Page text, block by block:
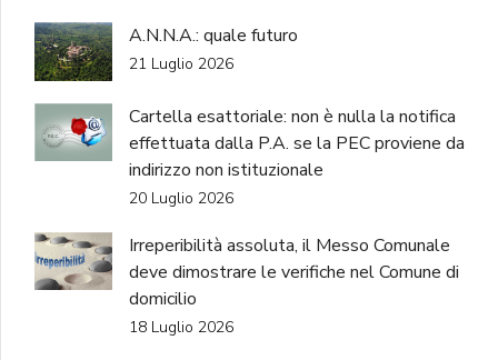
A.N.N.A.: quale futuro
21 Luglio 2026
Cartella esattoriale: non è nulla la notifica
effettuata dalla P.A. se la PEC proviene da
indirizzo non istituzionale
20 Luglio 2026
Irreperibilità assoluta, il Messo Comunale
deve dimostrare le verifiche nel Comune di
domicilio
18 Luglio 2026